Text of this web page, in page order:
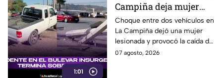
1:01
Campiña deja mujer
lesionada y derriba
postes hoy 7 de agosto
Choque entre dos vehículos en
La Campiña dejó una mujer
lesionada y provocó la caída de
postes hoy junto al bulevar
07 agosto, 2026